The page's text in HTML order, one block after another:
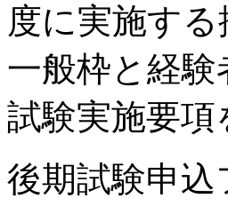
度に実施す
一般枠と経
試験実施要
後期試験申